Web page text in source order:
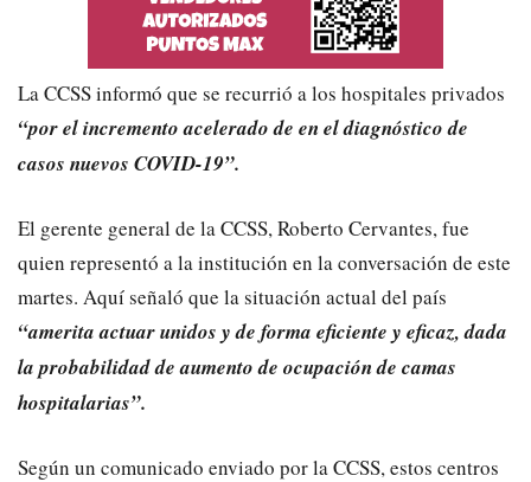
La CCSS informó que se recurrió a los hospitales privados
“por el incremento acelerado de en el diagnóstico de
casos nuevos COVID-19”.
El gerente general de la CCSS, Roberto Cervantes, fue
quien representó a la institución en la conversación de este
martes. Aquí señaló que la situación actual del país
“amerita actuar unidos y de forma eficiente y eficaz, dada
la probabilidad de aumento de ocupación de camas
hospitalarias”.
Según un comunicado enviado por la CCSS, estos centros